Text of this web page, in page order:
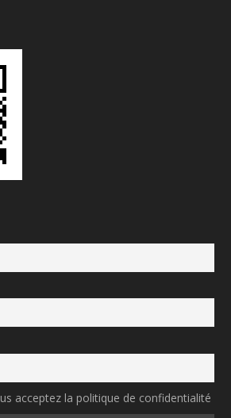
acceptez la politique de confidentialité